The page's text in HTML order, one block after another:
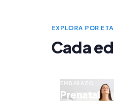
EXPLORA POR
Cada
EMBARAZO
Prenatal